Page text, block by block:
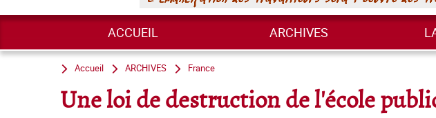
ACCUEIL ARCHIVES
Accueil ARCHIVES France
Une loi de destruction de l'école